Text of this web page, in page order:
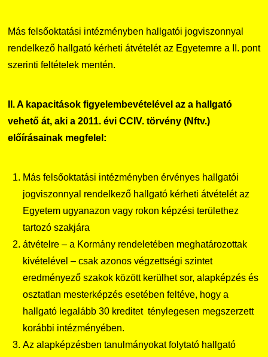
Más felsőoktatási intézményben hallgatói jogviszonnyal
rendelkező hallgató kérheti átvételét az Egyetemre a II. pont
szerinti feltételek mentén.
II. A kapacitások figyelembevételével az a hallgató
vehető át, aki a 2011. évi CCIV. törvény (Nftv.)
előírásainak megfelel:
Más felsőoktatási intézményben érvényes hallgatói
jogviszonnyal rendelkező hallgató kérheti átvételét az
Egyetem ugyanazon vagy rokon képzési területhez
tartozó szakjára
átvételre – a Kormány rendeletében meghatározottak
kivételével – csak azonos végzettségi szintet
eredményező szakok között kerülhet sor, alapképzés és
osztatlan mesterképzés esetében feltéve, hogy a
hallgató legalább 30 kreditet ténylegesen megszerzett
korábbi intézményében.
Az alapképzésben tanulmányokat folytató hallgató